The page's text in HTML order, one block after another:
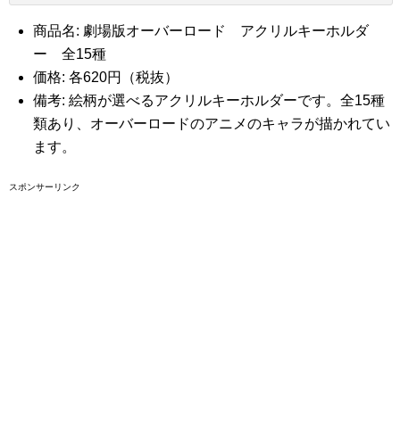
商品名: 劇場版オーバーロード アクリルキーホルダ
ー 全15種
価格: 各620円（税抜）
備考: 絵柄が選べるアクリルキーホルダーです。全15種
類あり、オーバーロードのアニメのキャラが描かれてい
ます。
スポンサーリンク